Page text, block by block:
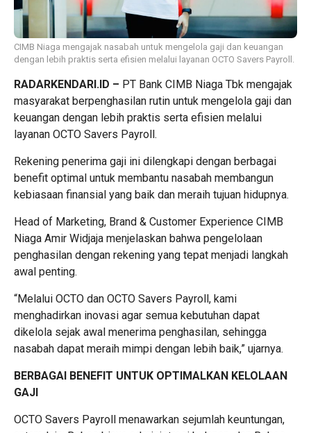
CIMB Niaga mengajak nasabah untuk mengelola gaji dan keuangan
dengan lebih praktis serta efisien melalui layanan OCTO Savers Payroll.
RADARKENDARI.ID – PT Bank CIMB Niaga Tbk mengajak
masyarakat berpenghasilan rutin untuk mengelola gaji dan
keuangan dengan lebih praktis serta efisien melalui
layanan OCTO Savers Payroll.
Rekening penerima gaji ini dilengkapi dengan berbagai
benefit optimal untuk membantu nasabah membangun
kebiasaan finansial yang baik dan meraih tujuan hidupnya.
Head of Marketing, Brand & Customer Experience CIMB
Niaga Amir Widjaja menjelaskan bahwa pengelolaan
penghasilan dengan rekening yang tepat menjadi langkah
awal penting.
“Melalui OCTO dan OCTO Savers Payroll, kami
menghadirkan inovasi agar semua kebutuhan dapat
dikelola sejak awal menerima penghasilan, sehingga
nasabah dapat meraih mimpi dengan lebih baik,” ujarnya.
BERBAGAI BENEFIT UNTUK OPTIMALKAN KELOLAAN
GAJI
OCTO Savers Payroll menawarkan sejumlah keuntungan,